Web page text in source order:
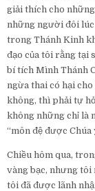
giải thích cho
những người đôi lúc
trong Thánh Kinh
đạo của tôi rằng tại
bí tích Mình Thánh
ngừa thai có hại
không, thì phải tự
không những chỉ là
“môn đệ được Chúa
Chiều hôm qua,
vàng bạc, nhưng
tôi đã được lãnh